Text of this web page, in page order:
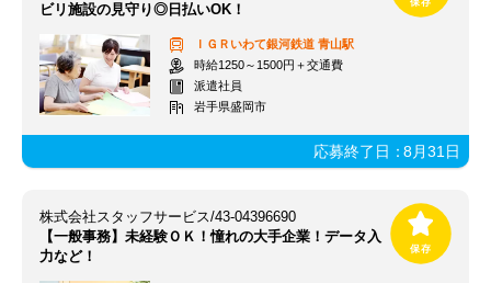
ビリ施設の見守り◎日払いOK！
ＩＧＲいわて銀河鉄道 青山駅
時給1250～1500円＋交通費
派遣社員
岩手県盛岡市
応募終了日：8月31日
株式会社スタッフサービス/43-04396690
【一般事務】未経験ＯＫ！憧れの大手企業！データ入
力など！